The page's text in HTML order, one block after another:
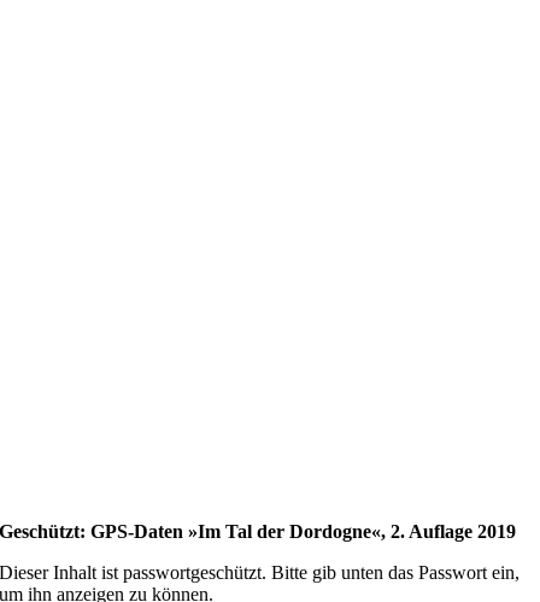
Geschützt: GPS-Daten »Im Tal der Dordogne«, 2. Auflage 2019
Dieser Inhalt ist passwortgeschützt. Bitte gib unten das Passwort ein,
um ihn anzeigen zu können.